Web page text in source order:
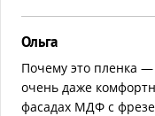
Ольга
Почему это пленка
очень даже
фасадах МДФ с